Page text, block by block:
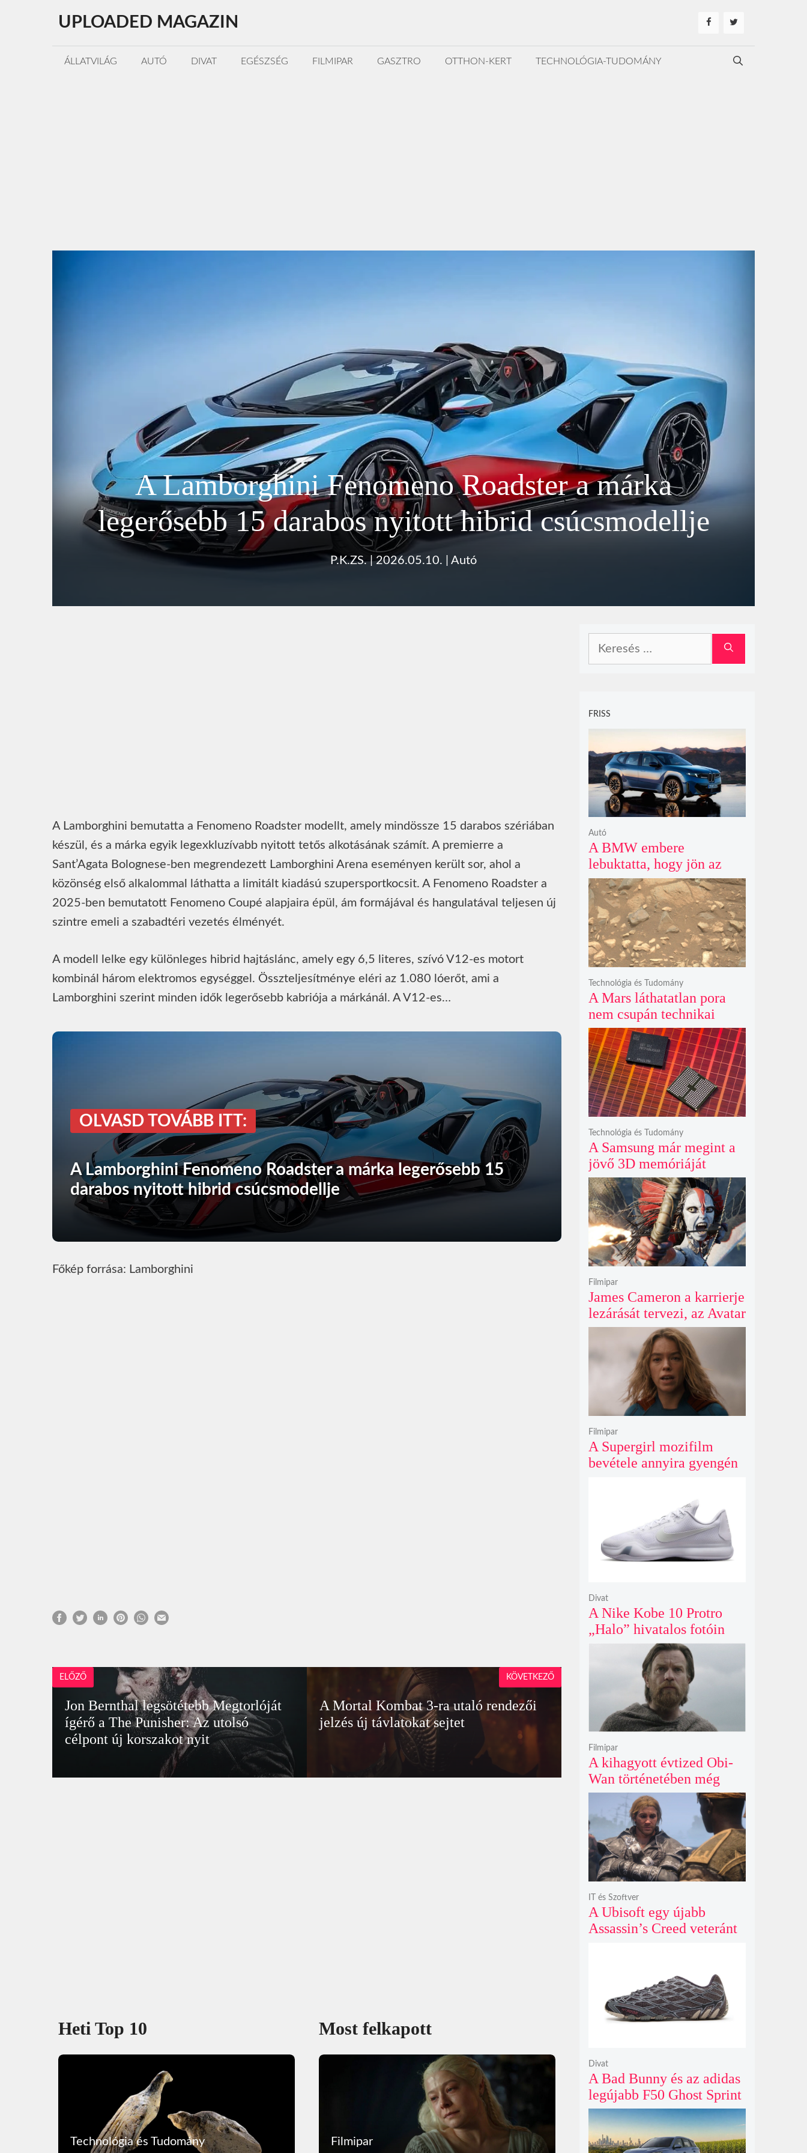
tartalomba
UPLOADED MAGAZIN
ÁLLATVILÁG AUTÓ DIVAT EGÉSZSÉG FILMIPAR GASZTRO OTTHON-KERT TECHNOLÓGIA-TUDOMÁNY
A Lamborghini Fenomeno Roadster a márka
legerősebb 15 darabos nyitott hibrid csúcsmodellje
P.K.ZS.|2026.05.10. Autó
A Lamborghini bemutatta a Fenomeno Roadster modellt, amely mindössze 15 darabos szériában
készül, és a márka egyik legexkluzívabb nyitott tetős alkotásának számít. A premierre a
Sant’Agata Bolognese-ben megrendezett Lamborghini Arena eseményen került sor, ahol a
közönség első alkalommal láthatta a limitált kiadású szupersportkocsit. A Fenomeno Roadster a
2025-ben bemutatott Fenomeno Coupé alapjaira épül, ám formájával és hangulatával teljesen új
szintre emeli a szabadtéri vezetés élményét.
A modell lelke egy különleges hibrid hajtáslánc, amely egy 6,5 literes, szívó V12-es motort
kombinál három elektromos egységgel. Összteljesítménye eléri az 1.080 lóerőt, ami a
Lamborghini szerint minden idők legerősebb kabriója a márkánál. A V12-es…
OLVASD TOVÁBB ITT:
A Lamborghini Fenomeno Roadster a márka legerősebb 15
darabos nyitott hibrid csúcsmodellje
Főkép forrása: Lamborghini
ELŐZŐ
Jon Bernthal legsötétebb Megtorlóját
ígérő a The Punisher: Az utolsó
célpont új korszakot nyit
A Mortal Kombat 3-ra utaló rendezői
jelzés új távlatokat sejtet
KÖVETKEZŐ
Heti Top 10
Technológia és Tudomány
Most felkapott
Filmipar
FRISS
A BMW embere
lebuktatta, hogy jön az
500+ lóerős iX3, az 50
xDrive meg csak
középkategória
Autó
A Mars láthatatlan pora
nem csupán technikai
akadály, hanem súlyos
szilikát- és
perklorátmérgezés
fenyegeti a jövő űrhajósait
Technológia és Tudomány
A Samsung már megint a
jövő 3D memóriáját
villantja meg, miközben
mi csak olcsó DDR5-öt
akarunk
Technológia és Tudomány
James Cameron a karrierje
lezárását tervezi, az Avatar
4 és 5 jövője így elég
kilátástalan
Filmipar
A Supergirl mozifilm
bevétele annyira gyengén
számait sem érte el
Filmipar
A Nike Kobe 10 Protro
„Halo” hivatalos fotóin
már most rajongók ezrei
csüngenek
Divat
A kihagyott évtized Obi-
Wan történetében még
mindig betöltetlen űr
maradt Ewan McGregor
szerint
Filmipar
A Ubisoft egy újabb
Assassin’s Creed veteránt
megtépázott szériát
IT és Szoftver
A Bad Bunny és az adidas
legújabb F50 Ghost Sprint
cipője sötét szénszürke
fényben tűnik fel
Divat